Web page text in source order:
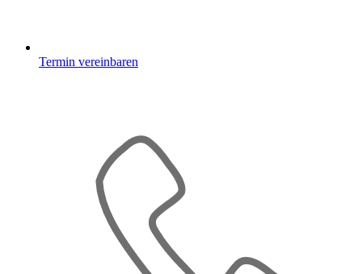
Termin vereinbaren